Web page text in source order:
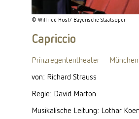
© Wilfried Hösl/ Bayerische Staatsoper
Capriccio
Prinzregententheater München
von: Richard Strauss
Regie: David Marton
Musikalische Leitung: Lothar